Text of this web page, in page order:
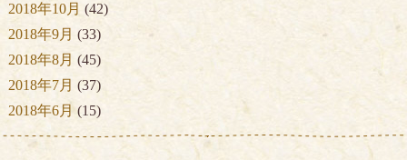
2018年10月 (42)
2018年9月 (33)
2018年8月 (45)
2018年7月 (37)
2018年6月 (15)